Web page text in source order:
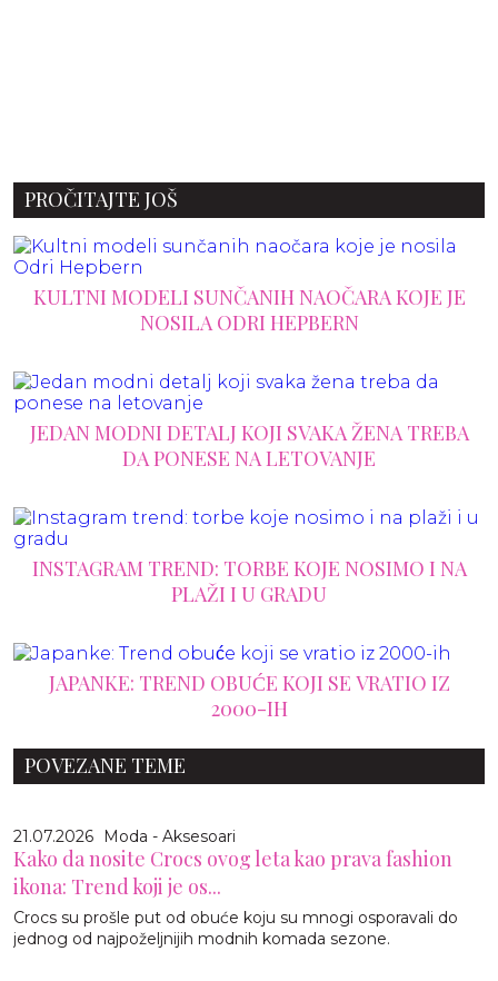
PROČITAJTE JOŠ
KULTNI MODELI SUNČANIH NAOČARA KOJE JE
NOSILA ODRI HEPBERN
JEDAN MODNI DETALJ KOJI SVAKA ŽENA TREBA
DA PONESE NA LETOVANJE
INSTAGRAM TREND: TORBE KOJE NOSIMO I NA
PLAŽI I U GRADU
JAPANKE: TREND OBUĆE KOJI SE VRATIO IZ
2000-IH
POVEZANE TEME
21.07.2026 Moda - Aksesoari
Kako da nosite Crocs ovog leta kao prava fashion
ikona: Trend koji je os...
Crocs su prošle put od obuće koju su mnogi osporavali do
jednog od najpoželjnijih modnih komada sezone.